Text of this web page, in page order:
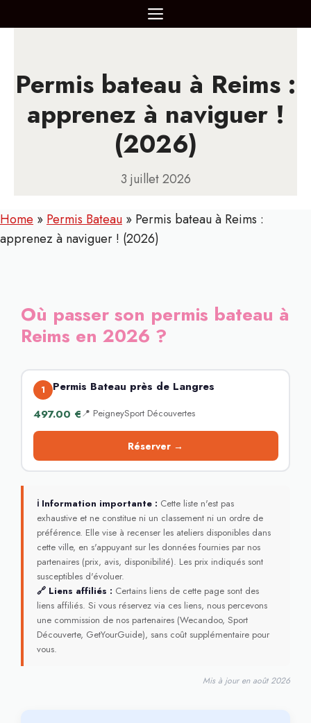
au
MENU
Permis bateau à Reims :
apprenez à naviguer !
(2026)
3 juillet 2026
Home » Permis Bateau » Permis bateau à Reims :
apprenez à naviguer ! (2026)
Où passer son permis bateau à
Reims en 2026 ?
1
Permis Bateau près de Langres
497.00 €📍 PeigneySport Découvertes
Réserver →
ℹ Information importante : Cette liste n'est pas
exhaustive et ne constitue ni un classement ni un ordre de
préférence. Elle vise à recenser les ateliers disponibles dans
cette ville, en s'appuyant sur les données fournies par nos
partenaires (prix, avis, disponibilité). Les prix indiqués sont
susceptibles d'évoluer.
🔗 Liens affiliés : Certains liens de cette page sont des
liens affiliés. Si vous réservez via ces liens, nous percevons
une commission de nos partenaires (Wecandoo, Sport
Découverte, GetYourGuide), sans coût supplémentaire pour
vous.
Mis à jour en août 2026